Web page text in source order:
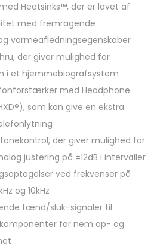
Heatsinks™, der er lavet af
med fremragende
varmeafledningsegenskaber
der giver mulighed for
i et hjemmebiografsystem
med Headphone
som kan give en ekstra
der giver mulighed for
justering på ±12dB i intervaller
ved frekvenser på
og 10kHz
tænd/sluk-signaler til
for nem op- og